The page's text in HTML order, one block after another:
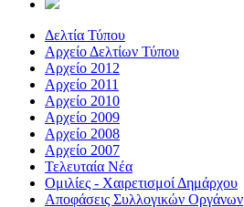
Δελτία Τύπου
Αρχείο Δελτίων Τύπου
Αρχείο 2012
Αρχείο 2011
Αρχείο 2010
Αρχείο 2009
Αρχείο 2008
Αρχείο 2007
Τελευταία Νέα
Ομιλίες - Χαιρετισμοί Δημάρχου
Αποφάσεις Συλλογικών Οργάνων